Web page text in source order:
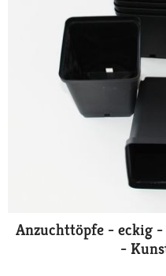
Anzuchttöpfe - eckig -
-